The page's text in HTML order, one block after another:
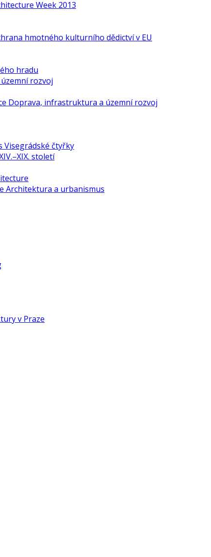
Week 2013
hmotného kulturního dědictví v EU
hradu
rozvoj
Doprava, infrastruktura a územní rozvoj
Visegrádské čtyřky
století
Architektura a urbanismus
v Praze